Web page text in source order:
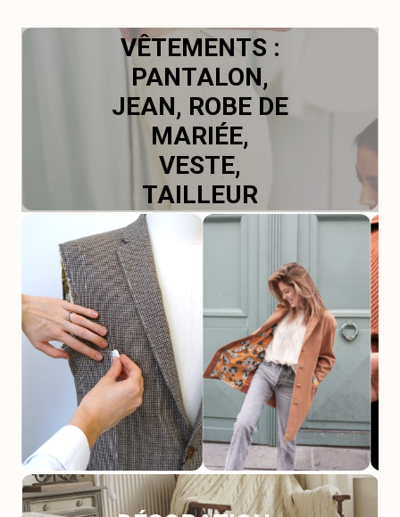
VÊTEMENTS :
PANTALON,
JEAN, ROBE DE
MARIÉE,
VESTE,
TAILLEUR